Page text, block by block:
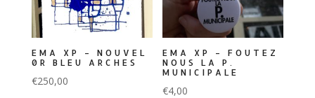
EMA XP – NOUVEL
0R BLEU ARCHES
€250,00
EMA XP – FOUTEZ
NOUS LA P.
MUNICIPALE
€4,00